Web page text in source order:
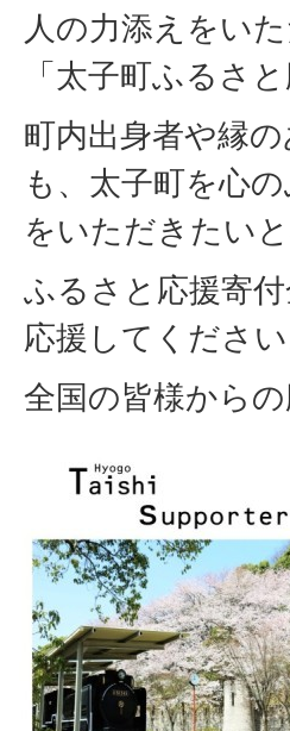
人の力添えをい
「太子町ふるさ
町内出身者や縁
も、太子町を心
をいただきたい
ふるさと応援寄
応援してください
全国の皆様から